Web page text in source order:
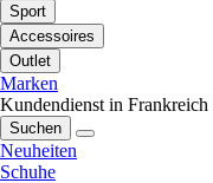
Sport
Accessoires
Outlet
Marken
Kundendienst in Frankreich
Suchen
Neuheiten
Schuhe